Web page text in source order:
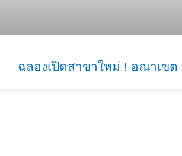
ฉลองเปิดสาขาใหม่ ! อณาเขต